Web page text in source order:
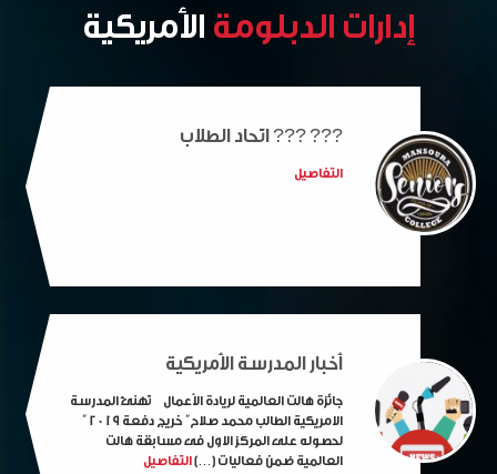
إدارات الدبلومة الأمريكية
??‍? ??‍? اتحاد الطلاب
التفاصيل
أخبار المدرسة الأمريكية
جائزة هالت العالمية لريادة الأعمال تهنئ المدرسة
الامريكية الطالب محمد صلاح” خريج دفعة 2019 ”
لحصوله على المركز الاول فى مسابقة هالت
العالمية ضمن فعاليات […]التفاصيل